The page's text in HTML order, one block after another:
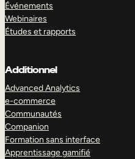
Événements
Webinaires
Études et rapports
Additionnel
Advanced Analytics
e-commerce
Communautés
Companion
Formation sans interface
Apprentissage gamifié